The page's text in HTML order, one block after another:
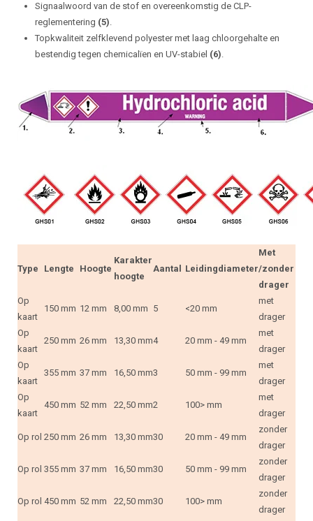
Signaalwoord van de stof en overeenkomstig de CLP-
reglementering (5).
Topkwaliteit zelfklevend polyester met laag chloorgehalte en
bestendig tegen chemicalïen en UV-stabiel (6).
Type Lengte Hoogte
Karakter
hoogte
Aantal Leidingdiameter
Met
/zonder
drager
Op
kaart
150 mm 12 mm 8,00 mm 5 <20 mm
met
drager
Op
kaart
250 mm 26 mm 13,30 mm4 20 mm - 49 mm
met
drager
Op
kaart
355 mm 37 mm 16,50 mm3 50 mm - 99 mm
met
drager
Op
kaart
450 mm 52 mm 22,50 mm2 100> mm
met
drager
Op rol 250 mm 26 mm 13,30 mm30 20 mm - 49 mm
zonder
drager
Op rol 355 mm 37 mm 16,50 mm30 50 mm - 99 mm
zonder
drager
Op rol 450 mm 52 mm 22,50 mm30 100> mm
zonder
drager